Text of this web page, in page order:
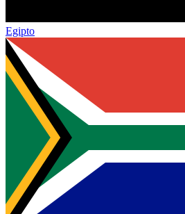
Egipto